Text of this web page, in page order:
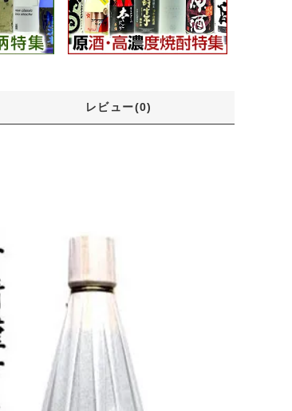
レビュー(0)